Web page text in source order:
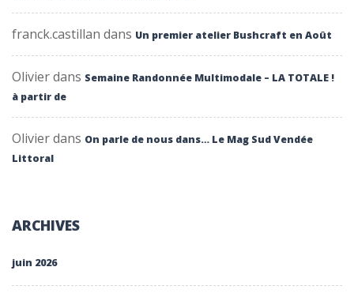
franck.castillan dans Un premier atelier Bushcraft en Août
Olivierdans Semaine Randonnée Multimodale – LA TOTALE !
à partir de
Olivierdans On parle de nous dans… Le Mag Sud Vendée
Littoral
ARCHIVES
juin 2026